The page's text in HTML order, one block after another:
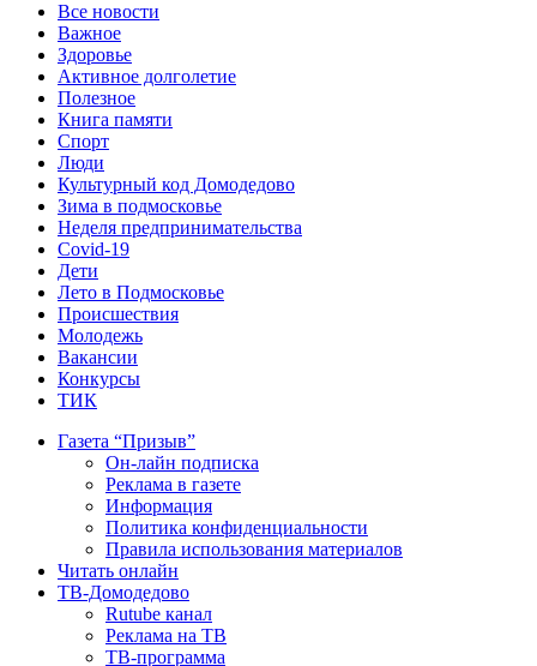
Все новости
Важное
Здоровье
Активное долголетие
Полезное
Книга памяти
Спорт
Люди
Культурный код Домодедово
Зима в подмосковье
Неделя предпринимательства
Covid-19
Дети
Лето в Подмосковье
Происшествия
Молодежь
Вакансии
Конкурсы
ТИК
Газета “Призыв”
Он-лайн подписка
Реклама в газете
Информация
Политика конфиденциальности
Правила использования материалов
Читать онлайн
ТВ-Домодедово
Rutube канал
Реклама на ТВ
ТВ-программа